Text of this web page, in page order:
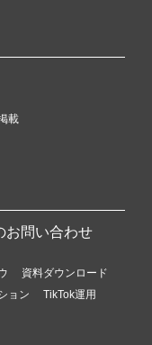
載
お問い合わせ
資料ダウンロード
ョン
TikTok運用